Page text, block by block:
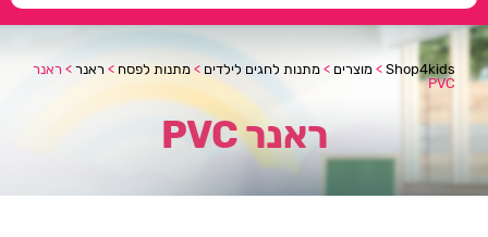
Shop4kids
> מוצרים > מתנות לחגים לילדים > מתנות לפסח > ראנר > ראנר
PVC
ראנר PVC